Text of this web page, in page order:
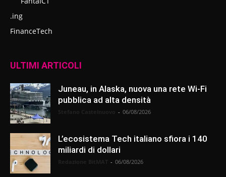
.ing
FinanceTech
ULTIMI ARTICOLI
Juneau, in Alaska, nuova una rete Wi-Fi
pubblica ad alta densità
- 06/08/2026
L’ecosistema Tech italiano sfiora i 140
miliardi di dollari
- 06/08/2026